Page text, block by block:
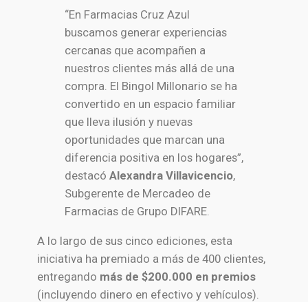
“En Farmacias Cruz Azul
buscamos generar experiencias
cercanas que acompañen a
nuestros clientes más allá de una
compra. El Bingol Millonario se ha
convertido en un espacio familiar
que lleva ilusión y nuevas
oportunidades que marcan una
diferencia positiva en los hogares”,
destacó Alexandra Villavicencio,
Subgerente de Mercadeo de
Farmacias de Grupo DIFARE.
A lo largo de sus cinco ediciones, esta
iniciativa ha premiado a más de 400 clientes,
entregando más de $200.000 en premios
(incluyendo dinero en efectivo y vehículos).